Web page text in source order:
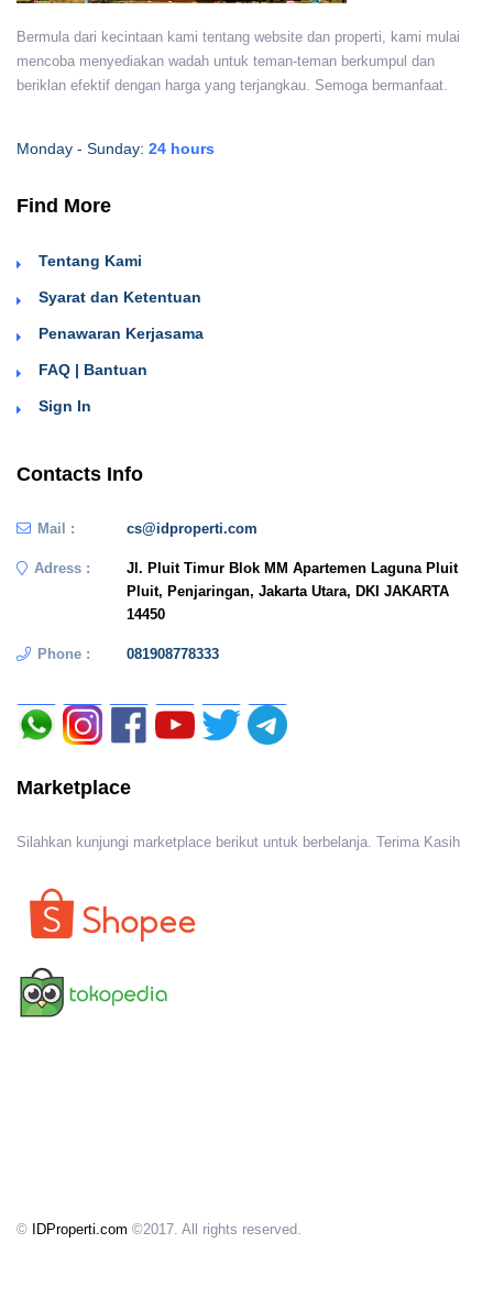
Bermula dari kecintaan kami tentang website dan properti, kami mulai
mencoba menyediakan wadah untuk teman-teman berkumpul dan
beriklan efektif dengan harga yang terjangkau. Semoga bermanfaat.
Monday - Sunday: 24 hours
Find More
Tentang Kami
Syarat dan Ketentuan
Penawaran Kerjasama
FAQ | Bantuan
Sign In
Contacts Info
Mail : cs@idproperti.com
Adress :
Jl. Pluit Timur Blok MM Apartemen Laguna Pluit
Pluit, Penjaringan, Jakarta Utara, DKI JAKARTA
14450
Phone : 081908778333
Marketplace
Silahkan kunjungi marketplace berikut untuk berbelanja. Terima Kasih
© IDProperti.com ©2017. All rights reserved.